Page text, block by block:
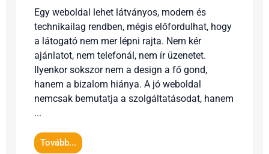
Egy weboldal lehet látványos, modern és
technikailag rendben, mégis előfordulhat, hogy
a látogató nem mer lépni rajta. Nem kér
ajánlatot, nem telefonál, nem ír üzenetet.
Ilyenkor sokszor nem a design a fő gond,
hanem a bizalom hiánya. A jó weboldal
nemcsak bemutatja a szolgáltatásodat, hanem
...
Tovább...